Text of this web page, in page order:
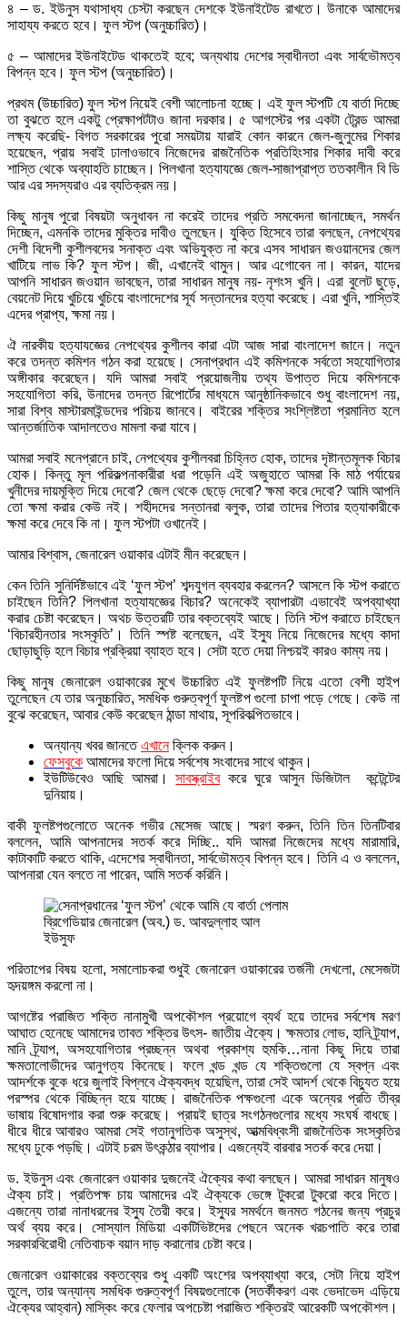
৪ – ড. ইউনুস যথাসাধ্য চেস্টা করছেন দেশকে ইউনাইটেড রাখতে। উনাকে আমাদের
সাহায্য করতে হবে। ফুল স্টপ (অনুচ্চারিত)।
৫ – আমাদের ইউনাইটেড থাকতেই হবে; অন্যথায় দেশের স্বাধীনতা এবং সার্বভৌমত্ব
বিপন্ন হবে। ফুল স্টপ (অনুচ্চারিত)।
প্রথম (উচ্চারিত) ফুল স্টপ নিয়েই বেশী আলোচনা হচ্ছে। এই ফুল স্টপটি যে বার্তা দিচ্ছে
তা বুঝতে হলে একটু প্রেক্ষাপটটাও জানা দরকার। ৫ আগস্টের পর একটা ট্রেন্ড আমরা
লক্ষ্য করেছি- বিগত সরকারের পুরো সময়টায় যারাই কোন কারনে জেল-জুলুমের শিকার
হয়েছেন, প্রায় সবাই ঢালাওভাবে নিজেদের রাজনৈতিক প্রতিহিংসার শিকার দাবী করে
শাস্তি থেকে অব্যাহতি চাচ্ছেন। পিলখানা হত্যাযজ্ঞে জেল-সাজাপ্রাপ্ত ততকালীন বি ডি
আর এর সদস্যরাও এর ব্যতিক্রম নয়।
কিছু মানুষ পুরো বিষয়টা অনুধাবন না করেই তাদের প্রতি সমবেদনা জানাচ্ছেন, সমর্থন
দিচ্ছেন, এমনকি তাদের মুক্তির দাবীও তুলছেন। যুক্তি হিসেবে তারা বলছেন, নেপথ্যের
দেশী বিদেশী কুশীলবদের সনাক্ত এবং অভিযুক্ত না করে এসব সাধারন জওয়ানদের জেল
খাটিয়ে লাভ কি? ফুল স্টপ। জী, এখানেই থামুন। আর এগোবেন না। কারন, যাদের
আপনি সাধারন জওয়ান ভাবছেন, তারা সাধারন মানুষ নয়- নৃশংস খুনি। এরা বুলেট ছুড়ে,
বেয়নেট দিয়ে খুচিয়ে খুচিয়ে বাংলাদেশের সূর্য সন্তানদের হত্যা করেছে। এরা খুনি, শাস্তিই
এদের প্রাপ্য, ক্ষমা নয়।
ঐ নারকীয় হত্যাযজ্ঞের নেপথ্যের কুশীলব কারা এটা আজ সারা বাংলাদেশ জানে। নতুন
করে তদন্ত কমিশন গঠন করা হয়েছে। সেনাপ্রধান এই কমিশনকে সর্বতো সহযোগিতার
অঙ্গীকার করেছেন। যদি আমরা সবাই প্রয়োজনীয় তথ্য উপাত্ত দিয়ে কমিশনকে
সহযোগিতা করি, উনাদের তদন্ত রিপোর্টের মাধ্যমে আনুষ্ঠানিকভাবে শুধু বাংলাদেশ নয়,
সারা বিশ্ব মাস্টারমাইন্ডদের পরিচয় জানবে। বাইরের শক্তির সংশ্লিষ্টতা প্রমানিত হলে
আন্তর্জাতিক আদালতেও মামলা করা যাবে।
আমরা সবাই মনেপ্রানে চাই, নেপথ্যের কুশীলবরা চিহ্নিত হোক, তাদের দৃষ্টান্তমূলক বিচার
হোক। কিন্তু মূল পরিকল্পনাকারীরা ধরা পড়েনি এই অজুহাতে আমরা কি মাঠ পর্যায়ের
খুনীদের দায়মূক্তি দিয়ে দেবো? জেল থেকে ছেড়ে দেবো? ক্ষমা করে দেবো? আমি আপনি
তো ক্ষমা করার কেউ নই। শহীদদের সন্তানরা বলুক, তারা তাদের পিতার হত্যাকারীকে
ক্ষমা করে দেবে কি না। ফুল স্টপটা ওখানেই।
আমার বিশ্বাস, জেনারেল ওয়াকার এটাই মীন করেছেন।
কেন তিনি সুনির্দিষ্টভাবে এই ‘ফুল স্টপ’ শব্দযুগল ব্যবহার করলেন? আসলে কি স্টপ করাতে
চাইছেন তিনি? পিলখানা হত্যাযজ্ঞের বিচার? অনেকেই ব্যাপারটা এভাবেই অপব্যাখ্যা
করার চেষ্টা করেছেন। অথচ উত্তরটি তার বক্তব্যেই আছে। তিনি স্টপ করাতে চাইছেন
‘বিচারহীনতার সংস্কৃতি’। তিনি স্পষ্ট বলেছেন, এই ইস্যু নিয়ে নিজেদের মধ্যে কাদা
ছোড়াছুড়ি হলে বিচার প্রক্রিয়া ব্যাহত হবে। সেটা হতে দেয়া নিশ্চয়ই কারও কাম্য নয়।
কিছু মানুষ জেনারেল ওয়াকারের মুখে উচ্চারিত এই ফুলষ্টপটি নিয়ে এতো বেশী হাইপ
তুলেছেন যে তার অনুচ্চারিত, সমধিক গুরুত্বপূর্ণ ফুলষ্টপ গুলো চাপা পড়ে গেছে। কেউ না
বুঝে করেছেন, আবার কেউ করেছেন ঠান্ডা মাথায়, সূপরিকল্পিতভাবে।
অন্যান্য খবর জানতে এখানে ক্লিক করুন।
ফেসবুকে আমাদের ফলো দিয়ে সর্বশেষ সংবাদের সাথে থাকুন।
ইউটিউবেও আছি আমরা।
সাবস্ক্রাইব করে ঘুরে আসুন ডিজিটাল কন্টেন্টের
দুনিয়ায়।
বাকী ফুলষ্টপগুলোতে অনেক গভীর মেসেজ আছে। স্মরণ করুন, তিনি তিন তিনটিবার
বললেন, আমি আপনাদের সতর্ক করে দিচ্ছি.. যদি আমরা নিজেদের মধ্যে মারামারি,
কাটাকাটি করতে থাকি, এদেশের স্বাধীনতা, সার্বভৌমত্ব বিপন্ন হবে। তিনি এ ও বললেন,
আপনারা যেন বলতে না পারেন, আমি সতর্ক করিনি।
ব্রিগেডিয়ার জেনারেল (অব.) ড. আবদুল্লাহ আল
ইউসুফ
পরিতাপের বিষয় হলো, সমালোচকরা শুধুই জেনারেল ওয়াকারের তর্জনী দেখলো, মেসেজটা
হৃদয়ঙ্গম করলো না।
আগষ্টের পরাজিত শক্তি নানামুখী অপকৌশল প্রয়োগে ব্যর্থ হয়ে তাদের সর্বশেষ মরণ
আঘাত হেনেছে আমাদের তাবত শক্তির উৎস- জাতীয় ঐক্যে। ক্ষমতার লোভ, হানি ট্র্যাপ,
মানি ট্র্যাপ, অসহযোগিতার প্রচ্ছন্ন অথবা প্রকাশ্য হুমকি…নানা কিছু দিয়ে তারা
ক্ষমতালোভীদের আনুগত্য কিনেছে। ফলে খন্ড খন্ড যে শক্তিগুলো যে স্বপ্ন এবং
আদর্শকে বুকে ধরে জুলাই বিপ্লবে ঐক্যবদ্ধ হয়েছিল, তারা সেই আদর্শ থেকে বিচ্যুত হয়ে
পরস্পর থেকে বিচ্ছিন্ন হয়ে যাচ্ছে। রাজনৈতিক পক্ষগুলো একে অন্যের প্রতি তীব্র
ভাষায় বিষোদগার করা শুরু করেছে। প্রায়ই ছাত্র সংগঠনগুলোর মধ্যে সংঘর্ষ বাধছে।
ধীরে ধীরে আবারও আমরা সেই গতানুগতিক অসুস্থ, আত্মবিধ্বংসী রাজনৈতিক সংস্কৃতির
মধ্যে ঢুকে পড়ছি। এটাই চরম উৎকন্ঠার ব্যাপার। এজন্যেই বারবার সতর্ক করে দেয়া।
ড. ইউনুস এবং জেনারেল ওয়াকার দুজনেই ঐক্যের কথা বলছেন। আমরা সাধারন মানুষও
ঐক্য চাই। প্রতিপক্ষ চায় আমাদের এই ঐক্যকে ভেঙ্গে টুকরো টুকরো করে দিতে।
এজন্যে তারা নানাধরনের ইস্যু তৈরী করে। ইস্যুর সমর্থনে জনমত গঠনের জন্য প্রচুর
অর্থ ব্যয় করে। সোস্যাল মিডিয়া একটিভিষ্টদের পেছনে অনেক খরচপাতি করে তারা
সরকারবিরোধী নেতিবাচক বয়ান দাড় করানোর চেষ্টা করে।
জেনারেল ওয়াকারের বক্তব্যের শুধু একটি অংশের অপব্যাখ্যা করে, সেটা নিয়ে হাইপ
তুলে, তার অন্যান্য সমধিক গুরুত্বপূর্ণ বিষয়গুলোকে (সতর্কীকরণ এবং ভেদাভেদ এড়িয়ে
ঐক্যের আহ্বান) মাস্কিং করে ফেলার অপচেষ্টা পরাজিত শক্তিরই আরেকটি অপকৌশল।